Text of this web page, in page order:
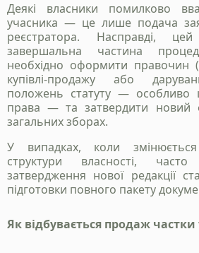
Деякі власники помилково
учасника — це лише подача
реєстратора. Насправді,
завершальна частина
необхідно оформити правочин
купівлі-продажу або
положень статуту — особливо
права — та затвердити новий
загальних зборах.
У випадках, коли
структури власності,
затвердження нової редакції
підготовки повного пакету
Як відбувається продаж частки